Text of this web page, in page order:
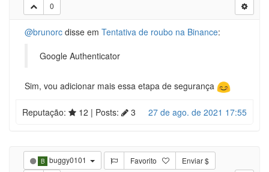
0
@brunorc disse em Tentativa de roubo na Binance:
Google Authenticator
Sim, vou adicionar mais essa etapa de segurança
27 de ago. de 2021 17:55
Reputação: 12 | Posts: 3
B buggy0101 Favorito
Enviar $